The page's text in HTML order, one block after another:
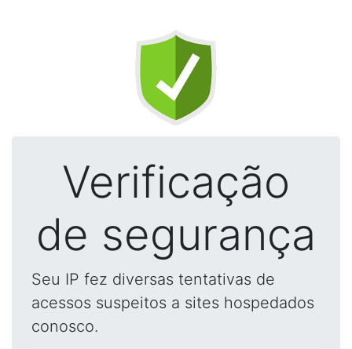
Verificação
de segurança
Seu IP fez diversas tentativas de
acessos suspeitos a sites hospedados
conosco.